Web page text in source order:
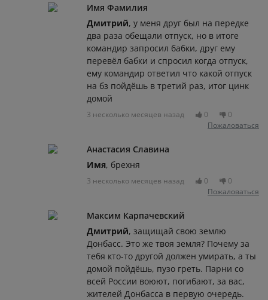
Имя Фамилия
Дмитрий, у меня друг был на передке
два раза обещали отпуск, но в итоге
командир запросил бабки, друг ему
перевёл бабки и спросил когда отпуск,
ему командир ответил что какой отпуск
на бз пойдёшь в третий раз, итог цинк
домой
3 несколько месяцев назад 0
0
Пожаловаться
Анастасия Славина
Имя, брехня
3 несколько месяцев назад 0
0
Пожаловаться
Максим Карпачевский
Дмитрий, защищай свою землю
Донбасс. Это же твоя земля? Почему за
тебя кто-то другой должен умирать, а ты
домой пойдёшь, пузо греть. Парни со
всей России воюют, погибают, за вас,
жителей Донбасса в первую очередь.